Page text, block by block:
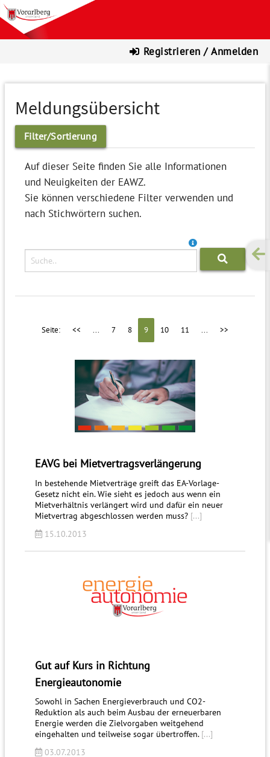
Registrieren / Anmelden
Meldungsübersicht
Filter/Sortierung
Auf dieser Seite finden Sie alle Informationen
und Neuigkeiten der EAWZ.
Sie können verschiedene Filter verwenden und
nach Stichwörtern suchen.
Seite: << ... 7 8 9 10 11 ... >>
EAVG bei Mietvertragsverlängerung
In bestehende Mietverträge greift das EA-Vorlage-
Gesetz nicht ein. Wie sieht es jedoch aus wenn ein
Mietverhältnis verlängert wird und dafür ein neuer
Mietvertrag abgeschlossen werden muss? [...]
15.10.2013
Gut auf Kurs in Richtung
Energieautonomie
Sowohl in Sachen Energieverbrauch und CO2-
Reduktion als auch beim Ausbau der erneuerbaren
Energie werden die Zielvorgaben weitgehend
eingehalten und teilweise sogar übertroffen. [...]
03.07.2013